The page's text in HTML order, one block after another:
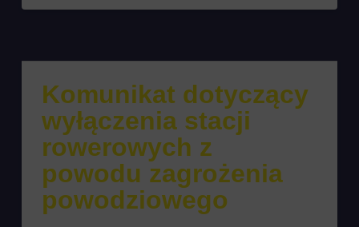
Komunikat dotyczący
wyłączenia stacji
rowerowych z
powodu zagrożenia
powodziowego